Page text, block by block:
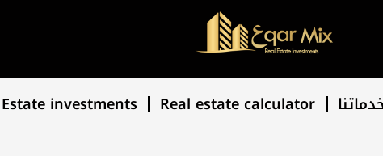
Real estate calculator
investments